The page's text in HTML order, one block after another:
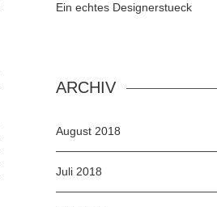
Ein echtes Designerstueck
ARCHIV
August 2018
Juli 2018